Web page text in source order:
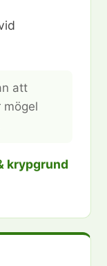
att
mögel
krypgrund